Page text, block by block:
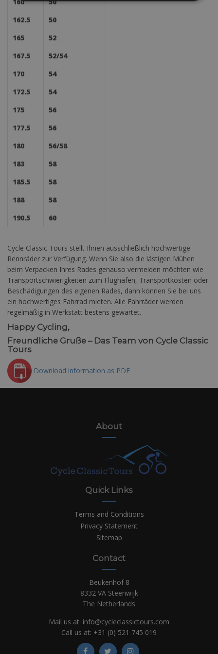
162.5
50
165
52
167.5
52/54
170
54
172.5
54
175
56
177.5
56
180
56/58
183
58
185.5
58
188
58
190.5
60
Cycle Classic Tours stellt Ihnen ausschließlich hochwertige
Rennräder zur Verfügung. Wenn Sie also die lästigen Mühen
beim Verpacken Ihres Rades genauso vermeiden möchten wie
Transportschwierigkeiten zum Flughafen, Transportkosten oder
Beschädigungen des eigenen Rades, dann können Sie bei uns
ein hochwertiges Fahrrad mieten. Alle Fahrräder werden
regelmäßig in Werkstatt bestens gewartet.
Happy Cycling,
Freundliche Gruße – Das Team von Cycle Classic
Tours
Download information as PDF
About
Quick Links
Terms and Conditions
Privacy Statement
Sitemap
Contact
Beukenhof 8
8332 VA Steenwijk
The Netherlands
Mail us at: info@cycleclassictours.com
Call us at: +31 (0) 521 745 019